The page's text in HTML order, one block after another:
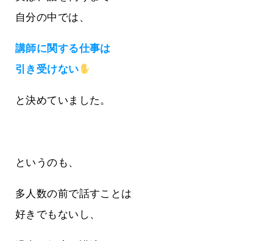
自分の中では、
講師に関する仕事は
引き受けない
と決めていました。
というのも、
多人数の前で話すことは
好きでもないし、